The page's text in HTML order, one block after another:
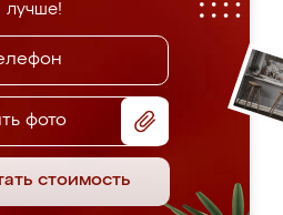
лучше!
фото
стоимость